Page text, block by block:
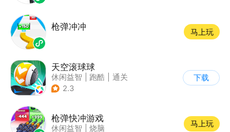
枪弹冲冲
马上玩
天空滚球球
休闲益智 跑酷
通关
2.3
下载
枪弹快冲游戏
休闲益智 烧脑
马上玩